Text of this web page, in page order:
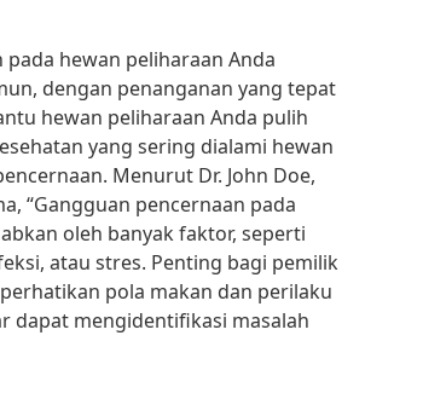
hewan peliharaan Anda
dengan penanganan yang tepat
hewan peliharaan Anda pulih
yang sering dialami hewan
Menurut Dr. John Doe,
“Gangguan pencernaan pada
oleh banyak faktor, seperti
atau stres. Penting bagi pemilik
pola makan dan perilaku
dapat mengidentifikasi masalah